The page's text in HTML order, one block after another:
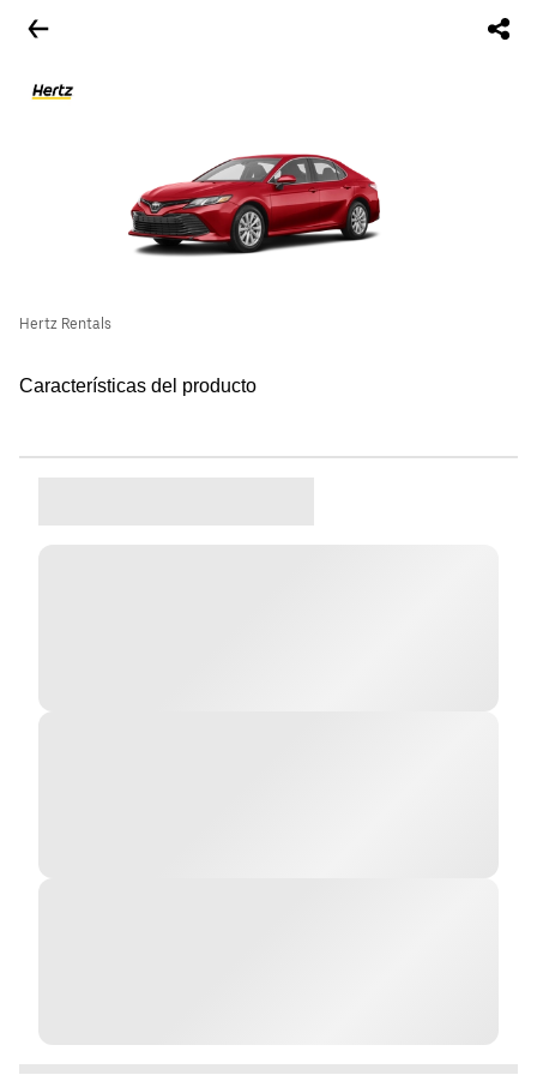
Hertz Rentals
Características del producto